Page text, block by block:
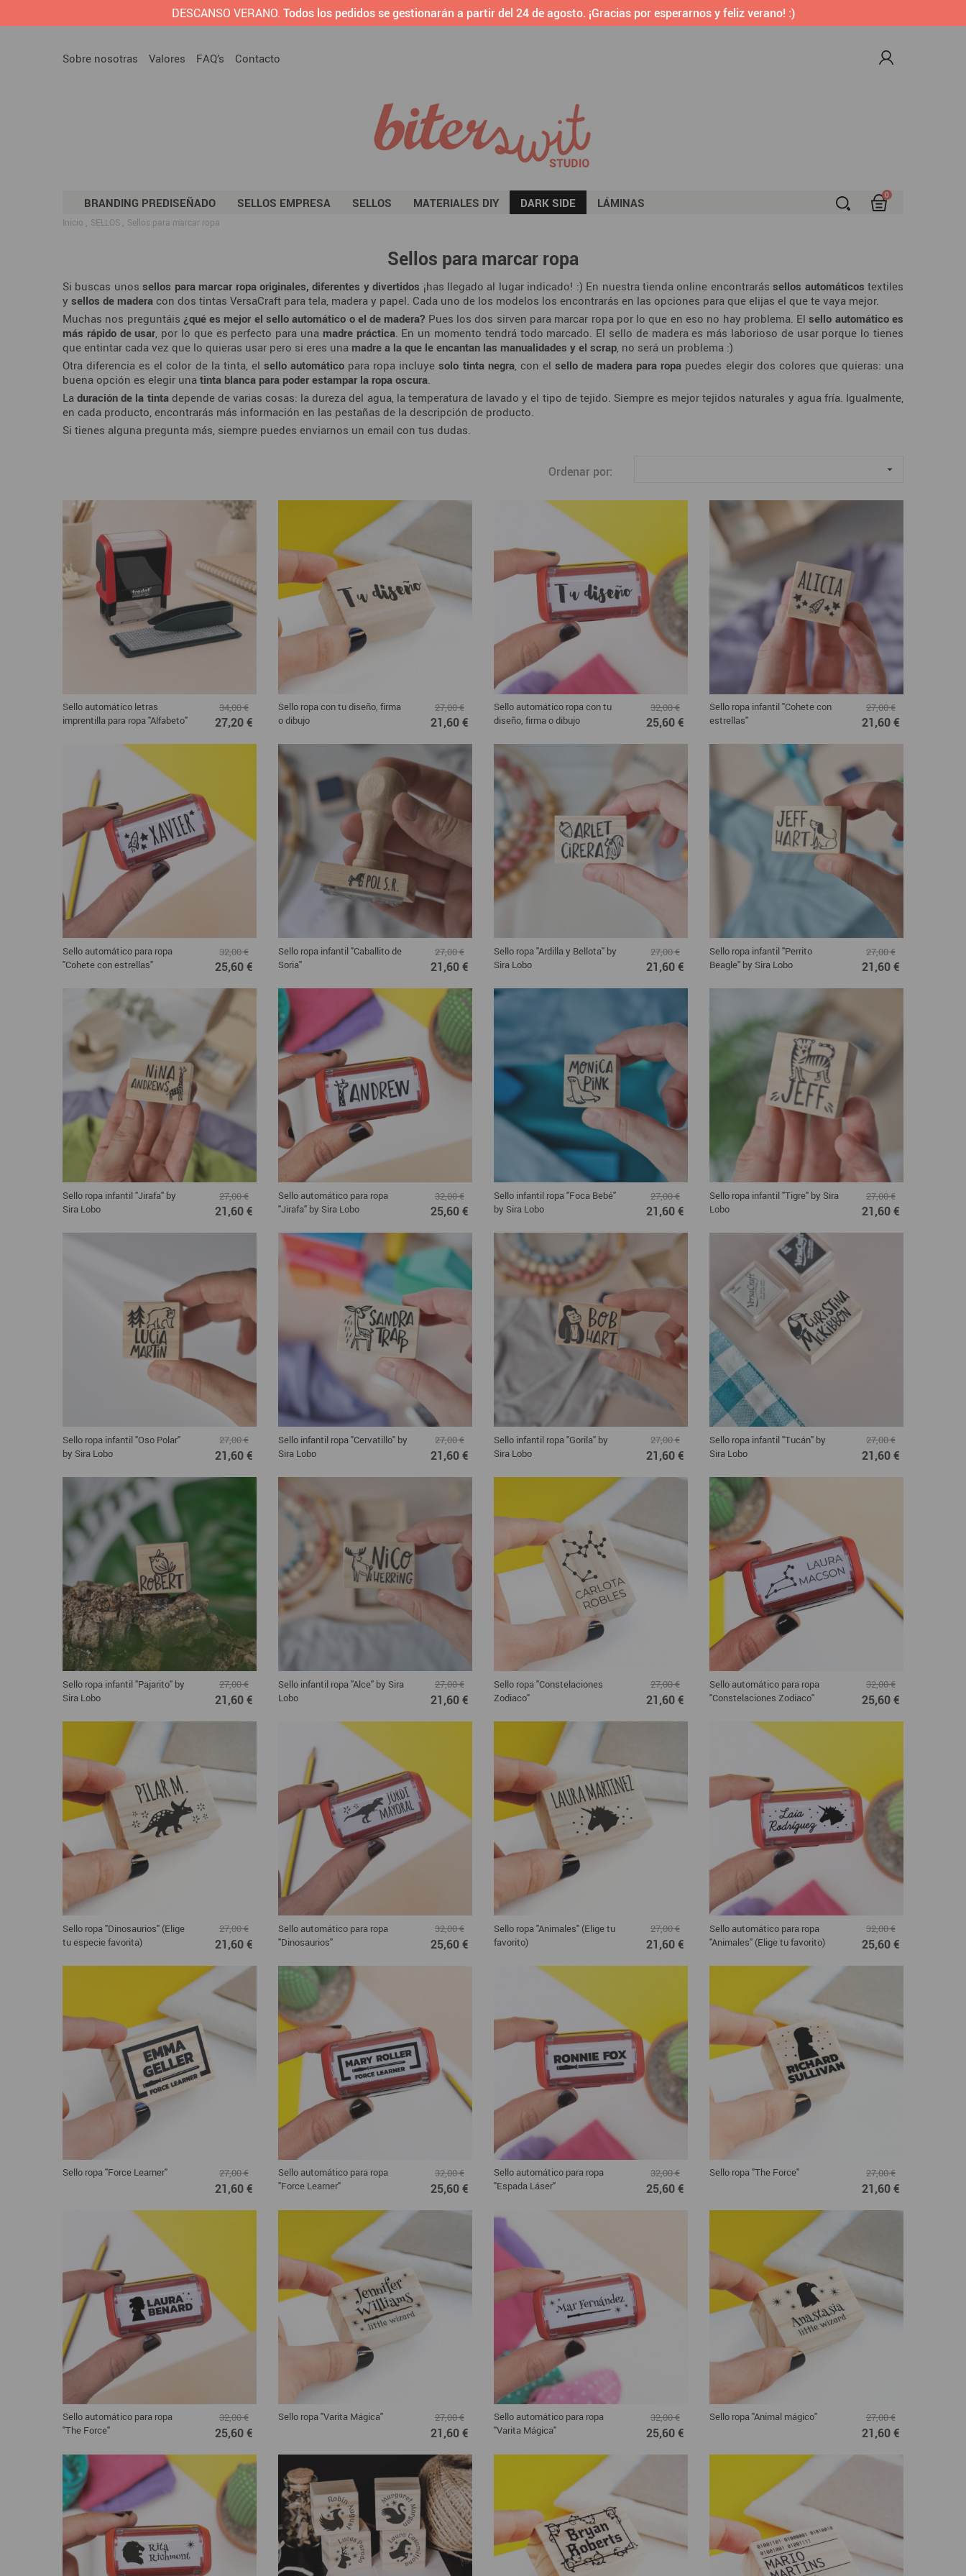
DESCANSO VERANO. Todos los pedidos se gestionarán a partir del 24 de agosto. ¡Gracias por esperarnos y feliz verano! :)
Sobre nosotras Valores FAQ’s Contacto
BRANDING PREDISEÑADO SELLOS EMPRESA SELLOS MATERIALES DIY DARK SIDE LÁMINAS
0
Inicio SELLOS Sellos para marcar ropa
Sellos para marcar ropa
Si buscas unossellos para marcar ropa originales, diferentes y divertidos ¡has llegado al lugar indicado! :) En nuestra tienda online encontrarássellos automáticos textiles
y sellos de madera con dos tintas VersaCraft para tela, madera y papel. Cada uno de los modelos los encontrarás en las opciones para que elijas el que te vaya mejor.
Muchas nos preguntáis ¿qué es mejor el sello automático o el de madera? Pues los dos sirven para marcar ropa por lo que en eso no hay problema. Elsello automático es
más rápido de usar , por lo que es perfecto para una madre práctica. En un momento tendrá todo marcado. El sello de madera es más laborioso de usar porque lo tienes
que entintar cada vez que lo quieras usar pero si eres una madre a la que le encantan las manualidades y el scrap , no será un problema :)
Otra diferencia es el color de la tinta, el sello automático para ropa incluyesolo tinta negra, con el sello de madera para ropa puedes elegir dos colores que quieras: una
buena opción es elegir una tinta blanca para poder estampar la ropa oscura
Laduración de la tintadepende de varias cosas: la dureza del agua, la temperatura de lavado y el tipo de tejido. Siempre es mejor tejidos naturales y agua fría. Igualmente,
en cada producto, encontrarás más información en las pestañas de la descripción de producto.
Si tienes alguna pregunta más, siempre puedes enviarnos un email con tus dudas.
Ordenar por: 
Sello automático letras
imprentilla para ropa "Alfabeto"
34,00 €
27,20 €
Sello ropa con tu diseño, firma
o dibujo
27,00 €
21,60 €
Sello automático ropa con tu
diseño, firma o dibujo
32,00 €
25,60 €
Sello ropa infantil "Cohete con
estrellas"
27,00 €
21,60 €
Sello automático para ropa
"Cohete con estrellas"
32,00 €
25,60 €
Sello ropa infantil "Caballito de
Soria"
27,00 €
21,60 €
Sello ropa "Ardilla y Bellota" by
Sira Lobo
27,00 €
21,60 €
Sello ropa infantil "Perrito
Beagle" by Sira Lobo
27,00 €
21,60 €
Sello ropa infantil "Jirafa" by
Sira Lobo
27,00 €
21,60 €
Sello automático para ropa
"Jirafa" by Sira Lobo
32,00 €
25,60 €
Sello infantil ropa "Foca Bebé"
by Sira Lobo
27,00 €
21,60 €
Sello ropa infantil "Tigre" by Sira
Lobo
27,00 €
21,60 €
Sello ropa infantil "Oso Polar"
by Sira Lobo
27,00 €
21,60 €
Sello infantil ropa "Cervatillo" by
Sira Lobo
27,00 €
21,60 €
Sello infantil ropa "Gorila" by
Sira Lobo
27,00 €
21,60 €
Sello ropa infantil "Tucán" by
Sira Lobo
27,00 €
21,60 €
Sello ropa infantil "Pajarito" by
Sira Lobo
27,00 €
21,60 €
Sello infantil ropa "Alce" by Sira
Lobo
27,00 €
21,60 €
Sello ropa "Constelaciones
Zodiaco"
27,00 €
21,60 €
Sello automático para ropa
"Constelaciones Zodiaco"
32,00 €
25,60 €
Sello ropa "Dinosaurios" (Elige
tu especie favorita)
27,00 €
21,60 €
Sello automático para ropa
"Dinosaurios"
32,00 €
25,60 €
Sello ropa "Animales" (Elige tu
favorito)
27,00 €
21,60 €
Sello automático para ropa
"Animales" (Elige tu favorito)
32,00 €
25,60 €
Sello ropa "Force Learner" 27,00 €
21,60 €
Sello automático para ropa
"Force Learner"
32,00 €
25,60 €
Sello automático para ropa
"Espada Láser"
32,00 €
25,60 €
Sello ropa "The Force" 27,00 €
21,60 €
Sello automático para ropa
"The Force"
32,00 €
25,60 €
Sello ropa "Varita Mágica" 27,00 €
21,60 €
Sello automático para ropa
"Varita Mágica"
32,00 €
25,60 €
Sello ropa "Animal mágico" 27,00 €
21,60 €